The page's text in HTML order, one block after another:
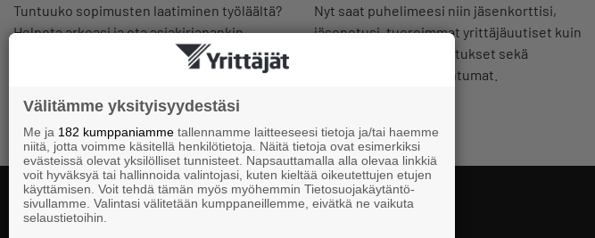
Tuntuuko sopimusten laatiminen työläältä?
Helpota arkeasi ja ota asiakirjapankin
Nyt saat puhelimeesi niin jäsenkorttisi,
jäsenetusi, tuoreimmat yrittäjäuutiset kuin
myös hyödylliset koulutukset sekä
kiinnostavimmat tapahtumat.
Välitämme yksityisyydestäsi
Me ja 182 kumppaniamme tallennamme laitteeseesi tietoja ja/tai haemme
niitä, jotta voimme käsitellä henkilötietoja. Näitä tietoja ovat esimerkiksi
evästeissä olevat yksilölliset tunnisteet. Napsauttamalla alla olevaa linkkiä
voit hyväksyä tai hallinnoida valintojasi, kuten kieltää oikeutettujen etujen
käyttämisen. Voit tehdä tämän myös myöhemmin Tietosuojakäytäntö-
sivullamme. Valintasi välitetään kumppaneillemme, eivätkä ne vaikuta
selaustietoihin.